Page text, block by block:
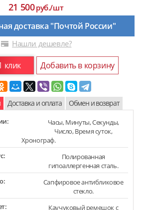
21 500руб./шт
доставка "Почтой России"
Нашли дешевле?
клик Добавить в корзину
Доставка и оплата Обмен и возврат
Часы, Минуты, Секунды,
Число, Время суток,
Хронограф.
Полированная
гипоаллергенная сталь.
Сапфировое антибликовое
стекло.
Каучуковый ремешок с